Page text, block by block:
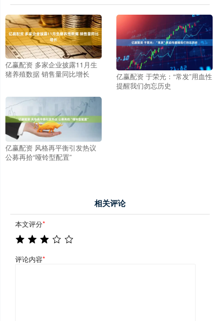
亿赢配资 多家企业披露11月生
猪养殖数据 销售量同比增长
亿赢配资 于荣光：“常发”用血性
提醒我们勿忘历史
亿赢配资 风格再平衡引发热议
公募再拾“哑铃型配置”
相关评论
本文评分*
评论内容*